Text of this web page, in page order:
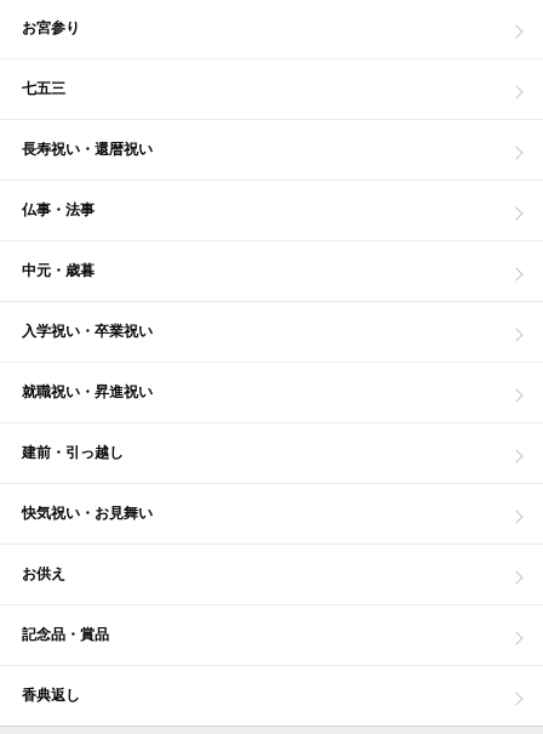
お宮参り
七五三
長寿祝い・還暦祝い
仏事・法事
中元・歳暮
入学祝い・卒業祝い
就職祝い・昇進祝い
建前・引っ越し
快気祝い・お見舞い
お供え
記念品・賞品
香典返し